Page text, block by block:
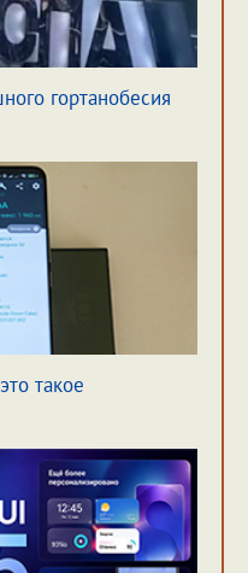
гортанобесия
такое